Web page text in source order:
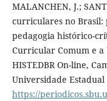
MALANCHEN, J.;
curriculares no
pedagogia histórico-
Curricular Comum e a
HISTEDBR On-line,
Universidade
https://